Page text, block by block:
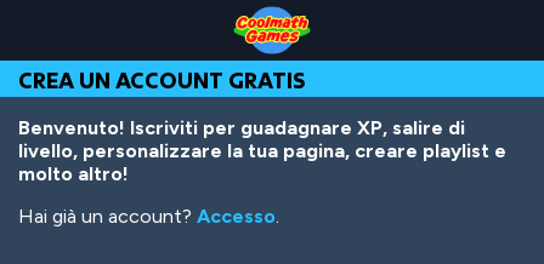
Top
of
Page
Navigation
Main
Content
Footer
contenuto
principale
CREA UN ACCOUNT GRATIS
Benvenuto! Iscriviti per guadagnare XP, salire di
livello, personalizzare la tua pagina, creare playlist e
molto altro!
Hai già un account? Accesso.